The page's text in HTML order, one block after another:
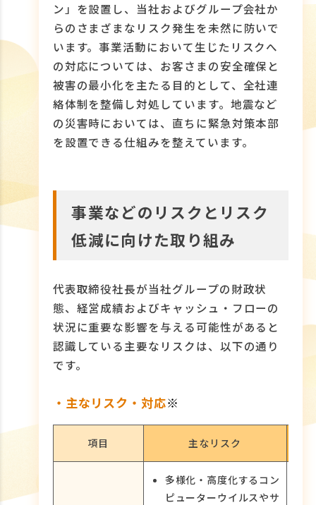
ン」を設置し、当社およびグループ会社か
らのさまざまなリスク発生を未然に防いで
います。事業活動において生じたリスクへ
の対応については、お客さまの安全確保と
被害の最小化を主たる目的として、全社連
絡体制を整備し対処しています。地震など
の災害時においては、直ちに緊急対策本部
を設置できる仕組みを整えています。
事業などのリスクとリスク
低減に向けた取り組み
代表取締役社長が当社グループの財政状
態、経営成績およびキャッシュ・フローの
状況に重要な影響を与える可能性があると
認識している主要なリスクは、以下の通り
です。
・主なリスク・対応※
項目 主なリスク
多様化・高度化するコン
ピューターウイルスやサ